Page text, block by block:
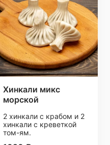
Хинкали микс
морской
2 хинкали с крабом и 2
хинкали с креветкой
том-ям.